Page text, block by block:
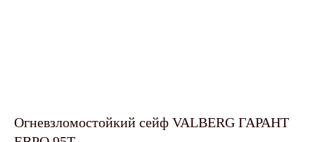
Огневзломостойкий сейф VALBERG ГАРАНТ